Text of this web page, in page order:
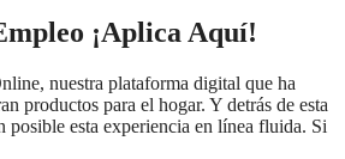
¡Aplica Aquí!
nuestra plataforma digital que ha
productos para el hogar. Y detrás de esta
esta experiencia en línea fluida. Si